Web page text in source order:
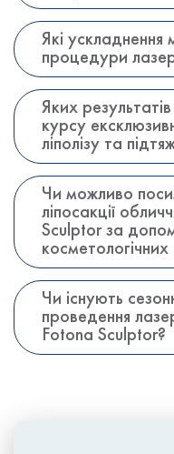
Які ускладнення
процедури
Яких
курсу
ліполізу та
Чи можливо
ліпосакції
Sculptor за
Чи існують
проведення
Fotona Sculptor?